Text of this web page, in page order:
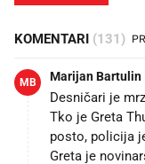
KOMENTARI (131)
MB Marijan Bartulin
Desničari je
Tko je Greta
posto, policija
Greta je